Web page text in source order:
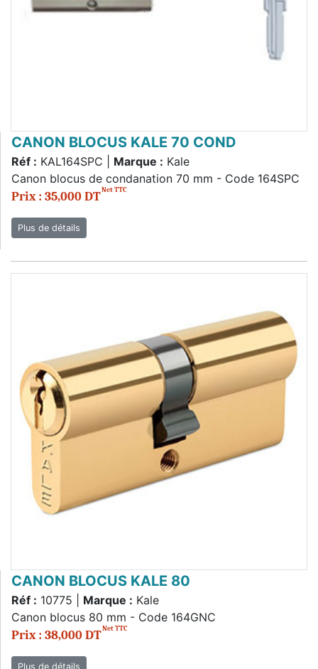
CANON BLOCUS KALE 70 COND
Réf : KAL164SPC | Marque : Kale
Canon blocus de condanation 70 mm - Code 164SPC
Prix : 35,000 DTNet TTC
Plus de détails
CANON BLOCUS KALE 80
Réf : 10775 | Marque : Kale
Canon blocus 80 mm - Code 164GNC
Prix : 38,000 DTNet TTC
Plus de détails